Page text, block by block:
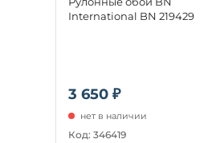
3 650 ₽
International BN 219429
нет в наличии
Код: 346419